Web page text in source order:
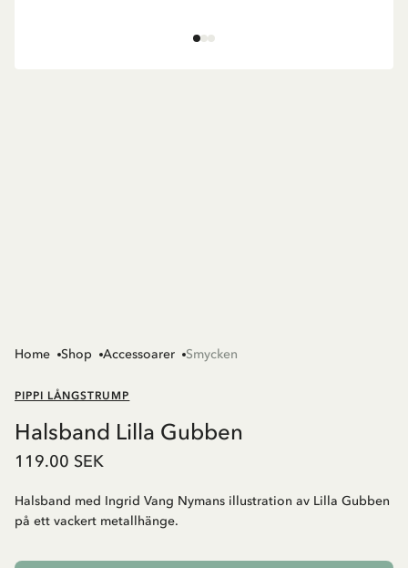
Home Shop Accessoarer Smycken
PIPPI LÅNGSTRUMP
Halsband Lilla Gubben
119.00 SEK
Halsband med Ingrid Vang Nymans illustration av Lilla Gubben
på ett vackert metallhänge.